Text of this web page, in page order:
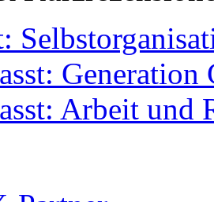
Generation
Arbeit und